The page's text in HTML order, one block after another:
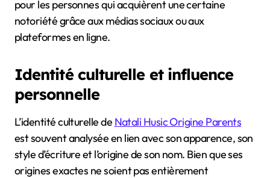
pour les personnes qui acquièrent une certaine
notoriété grâce aux médias sociaux ou aux
plateformes en ligne.
Identité culturelle et influence
personnelle
L’identité culturelle de Natali Husic Origine Parents
est souvent analysée en lien avec son apparence, son
style d’écriture et l’origine de son nom. Bien que ses
origines exactes ne soient pas entièrement